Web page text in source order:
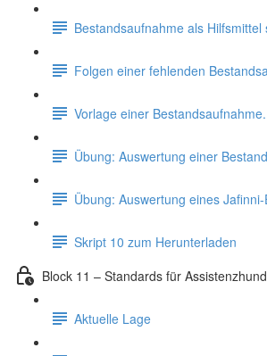
Bestandsaufnahme als Hilfsmittel
Folgen einer fehlenden
Vorlage einer Bestandsaufnahme.
Übung: Auswertung einer
Übung: Auswertung eines
Skript 10 zum Herunterladen
Block 11 – Standards für
Aktuelle Lage